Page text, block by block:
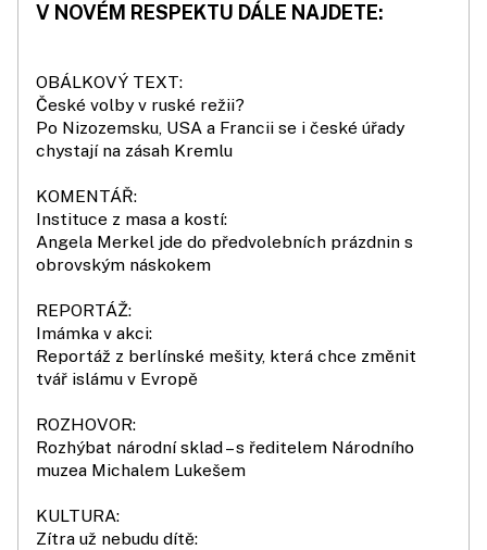
V NOVÉM RESPEKTU DÁLE NAJDETE:
OBÁLKOVÝ TEXT:
České volby v ruské režii?
Po Nizozemsku, USA a Francii se i české úřady
chystají na zásah Kremlu
KOMENTÁŘ:
Instituce z masa a kostí:
Angela Merkel jde do předvolebních prázdnin s
obrovským náskokem
REPORTÁŽ:
Imámka v akci:
Reportáž z berlínské mešity, která chce změnit
tvář islámu v Evropě
ROZHOVOR:
Rozhýbat národní sklad – s ředitelem Národního
muzea Michalem Lukešem
KULTURA:
Zítra už nebudu dítě: